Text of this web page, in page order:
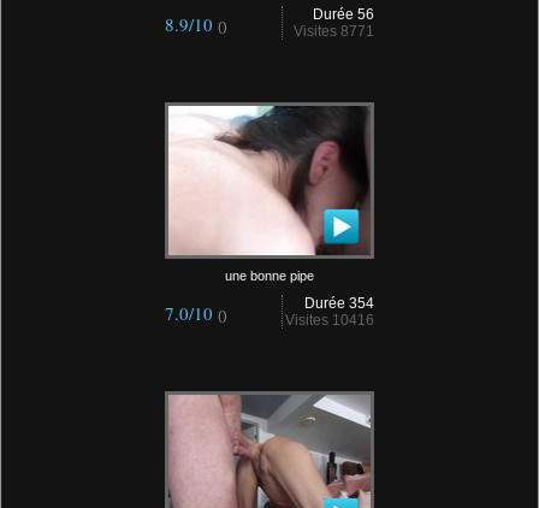
Durée 56
Visites 8771
8.9/10 ()
une bonne pipe
Durée 354
Visites 10416
7.0/10 ()